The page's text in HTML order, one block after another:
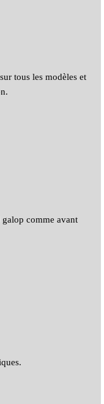
tous les modèles et
galop comme avant